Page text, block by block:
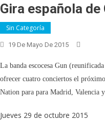
Gira española de
Sin Categoría
19 De Mayo De 2015
La banda escocesa Gun
ofrecer cuatro conciertos el
Nation para para Madrid, Valencia
Jueves 29 de octubre 2015